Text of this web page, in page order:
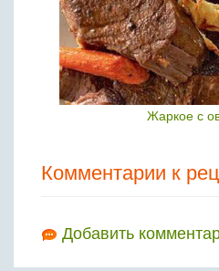
Жаркое с
Комментарии к
Добавить